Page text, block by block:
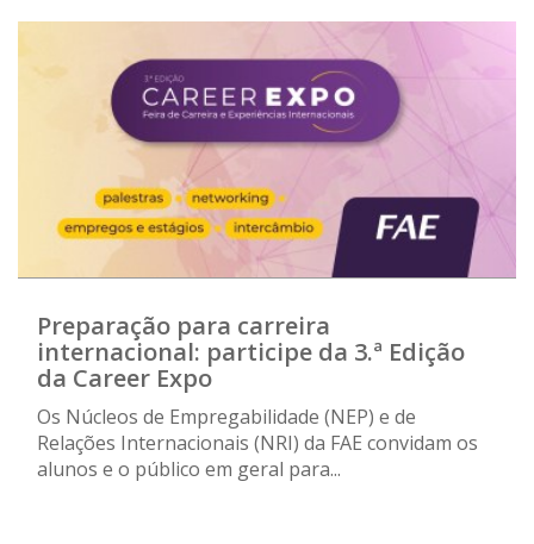
Preparação para carreira
internacional: participe da 3.ª Edição
da Career Expo
Os Núcleos de Empregabilidade (NEP) e de
Relações Internacionais (NRI) da FAE convidam os
alunos e o público em geral para...